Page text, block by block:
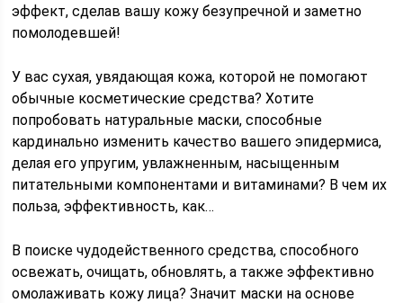
эффект, сделав вашу кожу безупречной и заметно
помолодевшей!
У вас сухая, увядающая кожа, которой не помогают
обычные косметические средства? Хотите
попробовать натуральные маски, способные
кардинально изменить качество вашего эпидермиса,
делая его упругим, увлажненным, насыщенным
питательными компонентами и витаминами? В чем их
польза, эффективность, как…
В поиске чудодейственного средства, способного
освежать, очищать, обновлять, а также эффективно
омолаживать кожу лица? Значит маски на основе